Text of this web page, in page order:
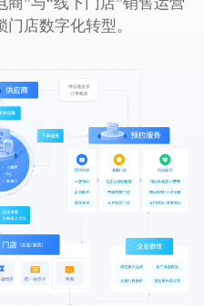
店数字化转型。